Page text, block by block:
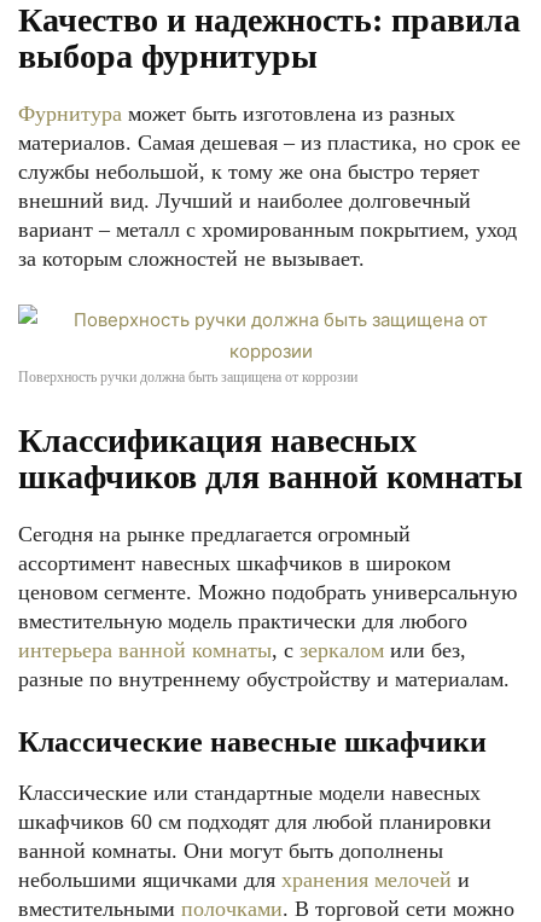
Качество и надежность: правила
выбора фурнитуры
Фурнитура может быть изготовлена из разных
материалов. Самая дешевая – из пластика, но срок ее
службы небольшой, к тому же она быстро теряет
внешний вид. Лучший и наиболее долговечный
вариант – металл с хромированным покрытием, уход
за которым сложностей не вызывает.
Поверхность ручки должна быть защищена от коррозии
Классификация навесных
шкафчиков для ванной комнаты
Сегодня на рынке предлагается огромный
ассортимент навесных шкафчиков в широком
ценовом сегменте. Можно подобрать универсальную
вместительную модель практически для любого
интерьера ванной комнаты, с зеркалом или без,
разные по внутреннему обустройству и материалам.
Классические навесные шкафчики
Классические или стандартные модели навесных
шкафчиков 60 см подходят для любой планировки
ванной комнаты. Они могут быть дополнены
небольшими ящичками для хранения мелочей и
вместительными полочками. В торговой сети можно